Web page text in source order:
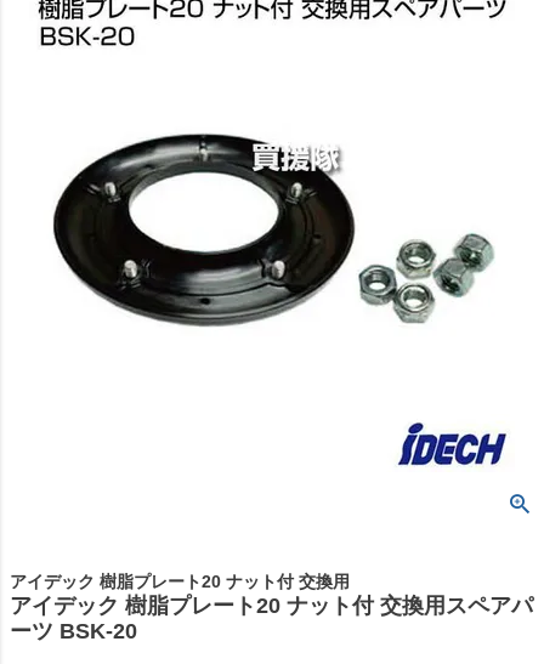
アイデック 樹脂プレート20 ナット付 交換用
アイデック 樹脂プレート20 ナット付 交換用スペアパ
ーツ BSK-20